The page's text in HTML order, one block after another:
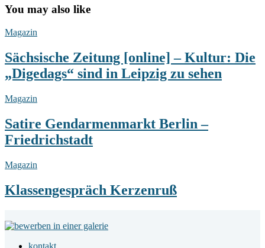
You may also like
Sächsische
[online]
–
Kultur:
„Digedags“
sind
in
Leipzig
zu
sehen
Magazin
Sächsische Zeitung [online] – Kultur: Die
„Digedags“ sind in Leipzig zu sehen
Satire
Berlin
–
Friedrichstadt
Magazin
Satire Gendarmenmarkt Berlin –
Friedrichstadt
Klassengespräch
Magazin
Klassengespräch Kerzenruß
Footer
Widget
kontakt